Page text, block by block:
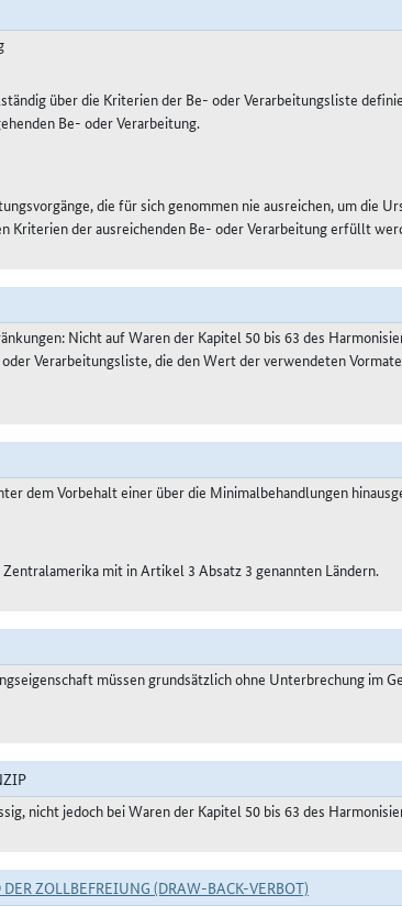
über die Kriterien der Be- oder Verarbeitungsliste
Be- oder Verarbeitung.
die für sich genommen nie ausreichen, um die
Kriterien der ausreichenden Be- oder Verarbeitung erfüllt
Nicht auf Waren der Kapitel 50 bis 63 des
Verarbeitungsliste, die den Wert der verwendeten
dem Vorbehalt einer über die Minimalbehandlungen
mit in Artikel 3 Absatz 3 genannten Ländern.
müssen grundsätzlich ohne Unterbrechung im
nicht jedoch bei Waren der Kapitel 50 bis 63 des
ZOLLBEFREIUNG (DRAW-BACK-VERBOT)